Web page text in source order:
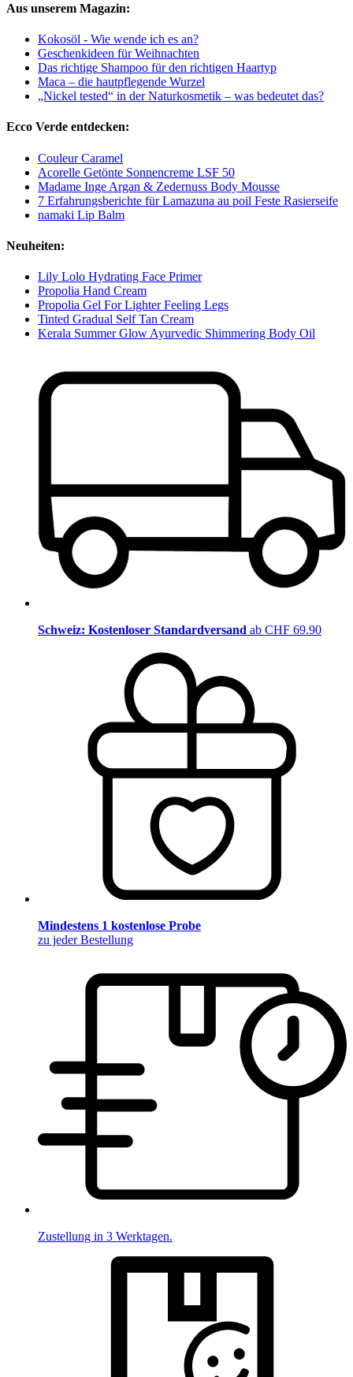
Aus unserem Magazin:
Kokosöl - Wie wende ich es an?
Geschenkideen für Weihnachten
Das richtige Shampoo für den richtigen Haartyp
Maca – die hautpflegende Wurzel
„Nickel tested“ in der Naturkosmetik – was bedeutet das?
Ecco Verde entdecken:
Couleur Caramel
Acorelle Getönte Sonnencreme LSF 50
Madame Inge Argan & Zedernuss Body Mousse
7 Erfahrungsberichte für Lamazuna au poil Feste Rasierseife
namaki Lip Balm
Neuheiten:
Lily Lolo Hydrating Face Primer
Propolia Hand Cream
Propolia Gel For Lighter Feeling Legs
Tinted Gradual Self Tan Cream
Kerala Summer Glow Ayurvedic Shimmering Body Oil
Schweiz: Kostenloser Standardversand ab CHF 69.90
Mindestens 1 kostenlose Probe
zu jeder Bestellung
Zustellung in 3 Werktagen.